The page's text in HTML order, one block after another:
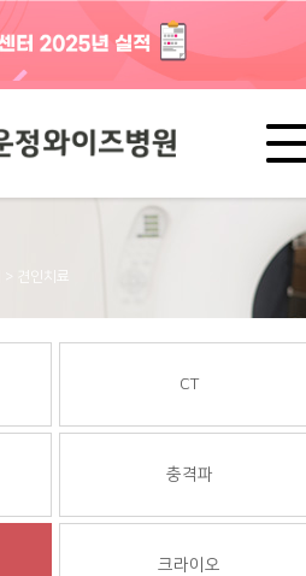
견인치료
CT
충격파
크라이오